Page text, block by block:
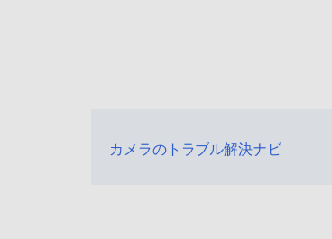
カメラのトラブル解決ナビ